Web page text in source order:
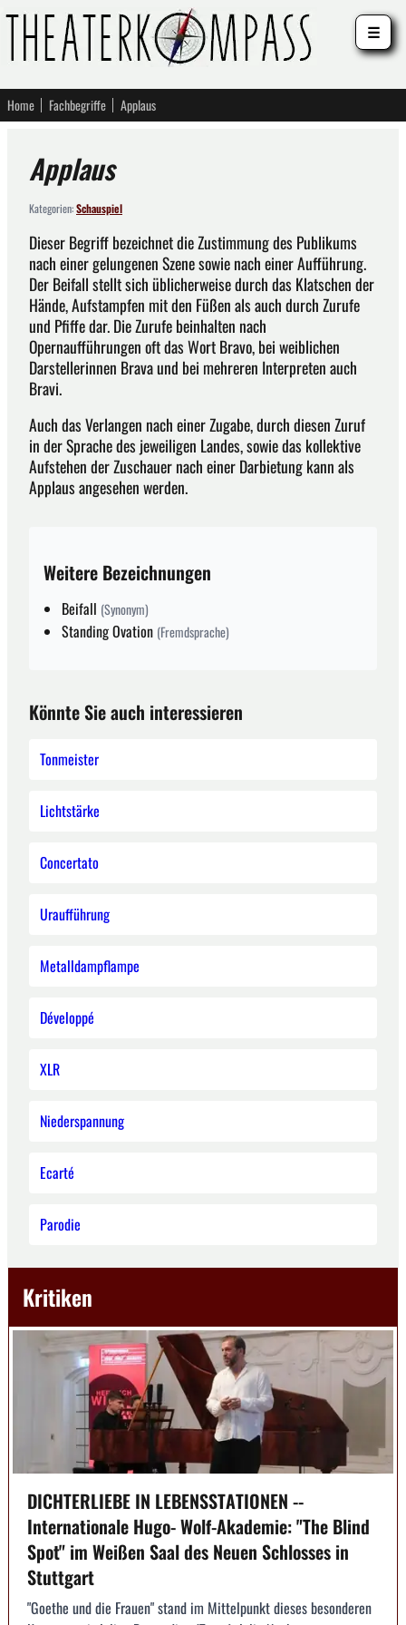
Home Fachbegriffe Applaus
Applaus
Kategorien:Schauspiel
Dieser Begriff bezeichnet die Zustimmung des Publikums
nach einer gelungenen Szene sowie nach einer Aufführung.
Der Beifall stellt sich üblicherweise durch das Klatschen der
Hände, Aufstampfen mit den Füßen als auch durch Zurufe
und Pfiffe dar. Die Zurufe beinhalten nach
Opernaufführungen oft das Wort Bravo, bei weiblichen
Darstellerinnen Brava und bei mehreren Interpreten auch
Bravi.
Auch das Verlangen nach einer Zugabe, durch diesen Zuruf
in der Sprache des jeweiligen Landes, sowie das kollektive
Aufstehen der Zuschauer nach einer Darbietung kann als
Applaus angesehen werden.
Weitere Bezeichnungen
Beifall (Synonym)
Standing Ovation (Fremdsprache)
Könnte Sie auch interessieren
Tonmeister
Lichtstärke
Concertato
Uraufführung
Metalldampflampe
Développé
XLR
Niederspannung
Ecarté
Parodie
Kritiken
DICHTERLIEBE IN LEBENSSTATIONEN --
Internationale Hugo- Wolf-Akademie: "The Blind
Spot" im Weißen Saal des Neuen Schlosses in
Stuttgart
"Goethe und die Frauen" stand im Mittelpunkt dieses besonderen
☰